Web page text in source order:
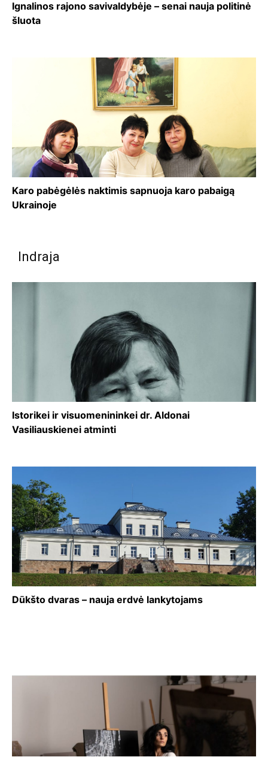
Ignalinos rajono savivaldybėje – senai nauja politinė
šluota
Karo pabėgėlės naktimis sapnuoja karo pabaigą
Ukrainoje
Indraja
Istorikei ir visuomenininkei dr. Aldonai
Vasiliauskienei atminti
Dūkšto dvaras – nauja erdvė lankytojams